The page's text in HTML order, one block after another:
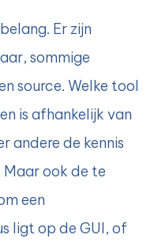
Er zijn
sommige
source. Welke tool
is afhankelijk van
andere de kennis
Maar ook de te
een
ligt op de GUI, of